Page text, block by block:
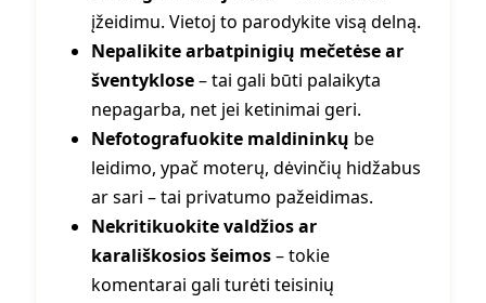
įžeidimu. Vietoj to parodykite visą delną.
Nepalikite arbatpinigių mečetėse ar
šventyklose– tai gali būti palaikyta
nepagarba, net jei ketinimai geri.
Nefotografuokite maldininkų be
leidimo, ypač moterų, dėvinčių hidžabus
ar sari – tai privatumo pažeidimas.
Nekritikuokite valdžios ar
karališkosios šeimos– tokie
komentarai gali turėti teisinių